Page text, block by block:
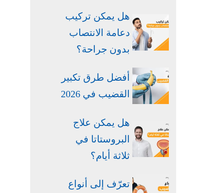
هل يمكن تركيب
دعامة الانتصاب
بدون جراحة​؟
أفضل طرق تكبير
القضيب في 2026
هل يمكن علاج
البروستاتا في
ثلاثة أيام؟
تعرّف إلى أنواع